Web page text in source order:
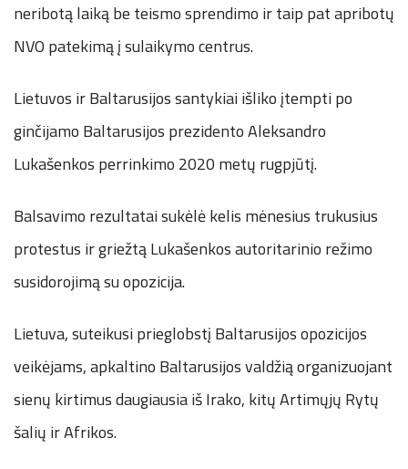
neribotą laiką be teismo sprendimo ir taip pat apribotų
NVO patekimą į sulaikymo centrus.
Lietuvos ir Baltarusijos santykiai išliko įtempti po
ginčijamo Baltarusijos prezidento Aleksandro
Lukašenkos perrinkimo 2020 metų rugpjūtį.
Balsavimo rezultatai sukėlė kelis mėnesius trukusius
protestus ir griežtą Lukašenkos autoritarinio režimo
susidorojimą su opozicija.
Lietuva, suteikusi prieglobstį Baltarusijos opozicijos
veikėjams, apkaltino Baltarusijos valdžią organizuojant
sienų kirtimus daugiausia iš Irako, kitų Artimųjų Rytų
šalių ir Afrikos.